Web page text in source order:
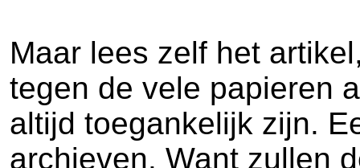
Maar lees zelf het
tegen de vele papieren
altijd toegankelijk zijn.
archieven. Want zullen